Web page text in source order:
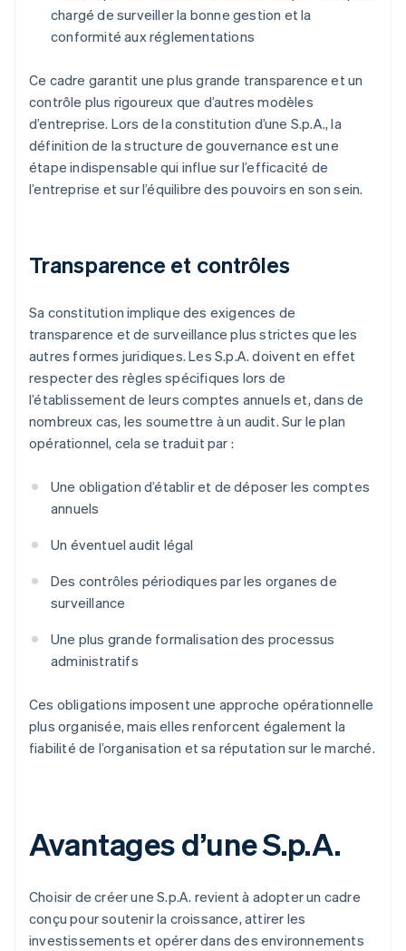
chargé de surveiller la bonne gestion et la
conformité aux réglementations
Ce cadre garantit une plus grande transparence et un
contrôle plus rigoureux que d’autres modèles
d’entreprise. Lors de la constitution d’une S.p.A., la
définition de la structure de gouvernance est une
étape indispensable qui influe sur l’efficacité de
l’entreprise et sur l’équilibre des pouvoirs en son sein.
Transparence et contrôles
Sa constitution implique des exigences de
transparence et de surveillance plus strictes que les
autres formes juridiques. Les S.p.A. doivent en effet
respecter des règles spécifiques lors de
l’établissement de leurs comptes annuels et, dans de
nombreux cas, les soumettre à un audit. Sur le plan
opérationnel, cela se traduit par :
Une obligation d’établir et de déposer les comptes
annuels
Un éventuel audit légal
Des contrôles périodiques par les organes de
surveillance
Une plus grande formalisation des processus
administratifs
Ces obligations imposent une approche opérationnelle
plus organisée, mais elles renforcent également la
fiabilité de l’organisation et sa réputation sur le marché.
Avantages d’une S.p.A.
Choisir de créer une S.p.A. revient à adopter un cadre
conçu pour soutenir la croissance, attirer les
investissements et opérer dans des environnements